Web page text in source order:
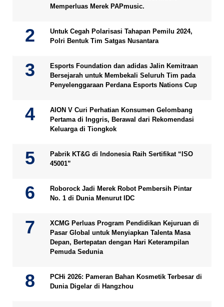
Memperluas Merek PAPmusic.
Untuk Cegah Polarisasi Tahapan Pemilu 2024,
Polri Bentuk Tim Satgas Nusantara
Esports Foundation dan adidas Jalin Kemitraan
Bersejarah untuk Membekali Seluruh Tim pada
Penyelenggaraan Perdana Esports Nations Cup
AION V Curi Perhatian Konsumen Gelombang
Pertama di Inggris, Berawal dari Rekomendasi
Keluarga di Tiongkok
Pabrik KT&G di Indonesia Raih Sertifikat “ISO
45001”
Roborock Jadi Merek Robot Pembersih Pintar
No. 1 di Dunia Menurut IDC
XCMG Perluas Program Pendidikan Kejuruan di
Pasar Global untuk Menyiapkan Talenta Masa
Depan, Bertepatan dengan Hari Keterampilan
Pemuda Sedunia
PCHi 2026: Pameran Bahan Kosmetik Terbesar di
Dunia Digelar di Hangzhou